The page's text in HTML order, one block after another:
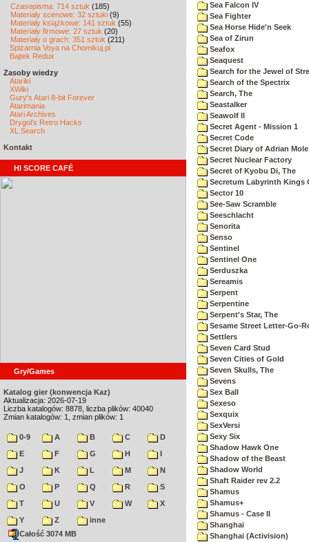
Czasopisma: 714 sztuk (185)
Materiały scenowe: 32 sztuki (9)
Materiały książkowe: 141 sztuk (55)
Materiały firmowe: 27 sztuk (20)
Materiały o grach: 351 sztuk (211)
Spiżarnia Voya na Chomikuj.pl
Bajtek Redux
Zasoby wiedzy
Atariki
XWiki
Gury's Atari 8-bit Forever
Atarimania
Atari Archives
Drygol's Retro Hacks
XL Search
Kontakt
HI SCORE CAFÉ
Gry/Games
Katalog gier (konwencja Kaz)
Aktualizacja: 2026-07-19
Liczba katalogów: 8878, liczba plików: 40040
Zmian katalogów: 1, zmian plików: 1
0-9 A B C
D
E
F G H
I
J
K L M
N
O
P Q R
S
T
U V W
X
Y
Z
inne
Całość 3074 MB
Sea Falcon IV
Sea Fighter
Sea Horse Hide'n Seek
Sea of Zirun
Seafox
Seaquest
Search for the Jewel of
Search of the Spectrix
Search, The
Seastalker
Seawolf II
Secret Agent - Mission 1
Secret Code
Secret Diary of Adrian
Secret Nuclear Factory
Secret of Kyobu Di, The
Secretum Labyrinth Kings
Sector 10
See-Saw Scramble
Seeschlacht
Senorita
Senso
Sentinel
Sentinel One
Serduszka
Sereamis
Serpent
Serpentine
Serpent's Star, The
Sesame Street Letter-Go-
Settlers
Seven Card Stud
Seven Cities of Gold
Seven Skulls, The
Sevens
Sex Ball
Sexeso
Sexquix
SexVersi
Sexy Six
Shadow Hawk One
Shadow of the Beast
Shadow World
Shaft Raider rev 2.2
Shamus
Shamus+
Shamus - Case II
Shanghai
Shanghai (Activision)